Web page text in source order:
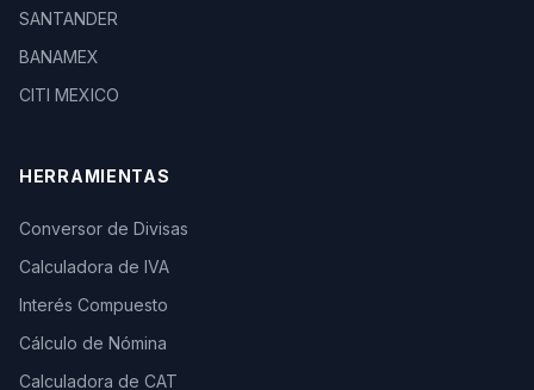
SANTANDER
BANAMEX
CITI MEXICO
HERRAMIENTAS
Conversor de Divisas
Calculadora de IVA
Interés Compuesto
Cálculo de Nómina
Calculadora de CAT